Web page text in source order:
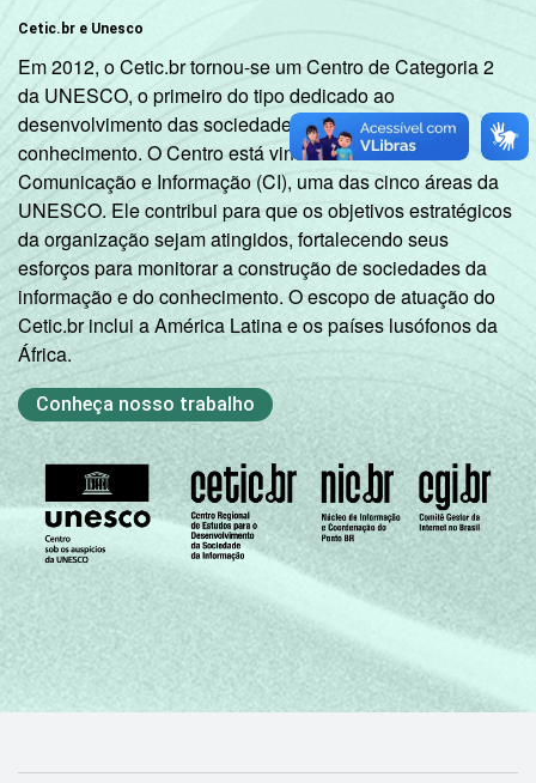
Cetic.br e Unesco
Em 2012, o Cetic.br tornou-se um Centro de Categoria 2
da UNESCO, o primeiro do tipo dedicado ao
desenvolvimento das sociedades da informação e do
conhecimento. O Centro está vinculado ao Setor de
Comunicação e Informação (CI), uma das cinco áreas da
UNESCO. Ele contribui para que os objetivos estratégicos
da organização sejam atingidos, fortalecendo seus
esforços para monitorar a construção de sociedades da
informação e do conhecimento. O escopo de atuação do
Cetic.br inclui a América Latina e os países lusófonos da
África.
Conheça nosso trabalho